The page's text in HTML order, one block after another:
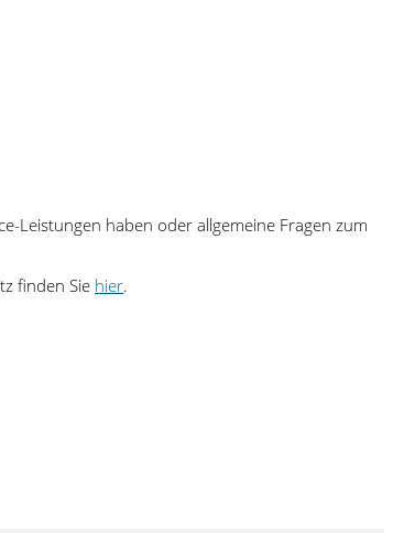
Leistungen haben oder allgemeine Fragen zum
finden Sie hier.